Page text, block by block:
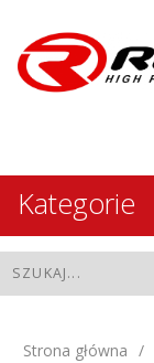
Kategorie
Strona główna